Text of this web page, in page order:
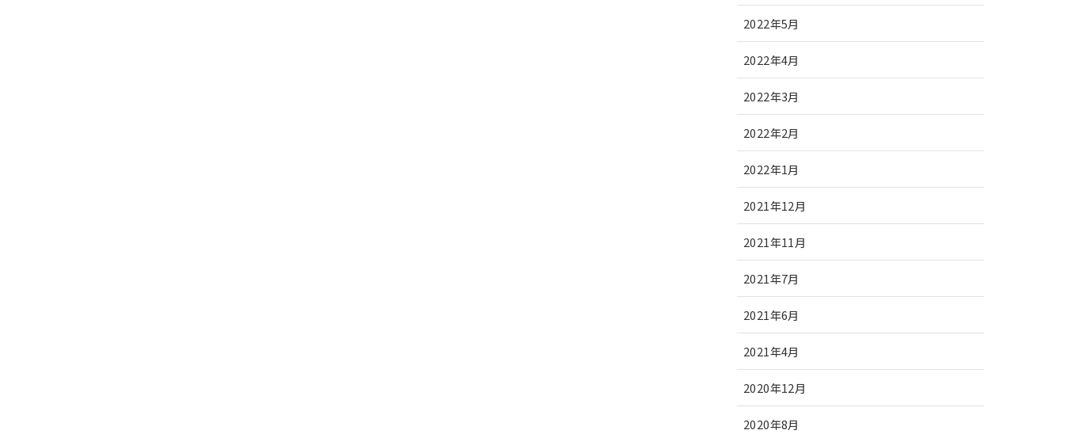
2022年5月
2022年4月
2022年3月
2022年2月
2022年1月
2021年12月
2021年11月
2021年7月
2021年6月
2021年4月
2020年12月
2020年8月